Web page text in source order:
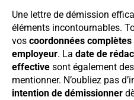
Une lettre de démission
éléments incontournables.
vos coordonnées complètes
employeur. La date de
effective sont également
mentionner. N’oubliez pas
intention de démissionner